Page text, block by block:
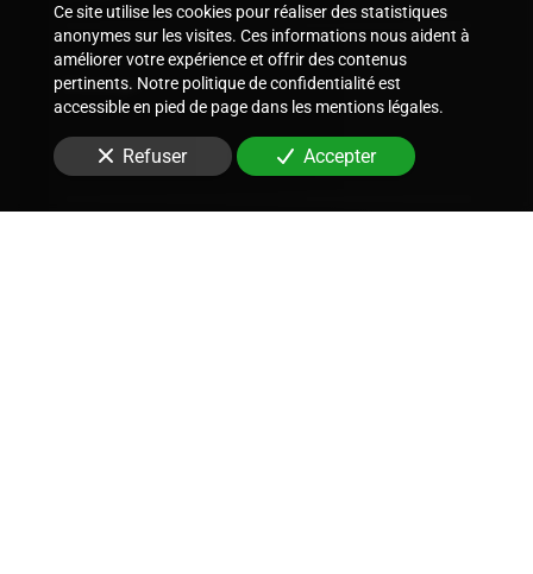
Message
Ce site utilise les cookies pour réaliser des statistiques
anonymes sur les visites. Ces informations nous aident à
améliorer votre expérience et offrir des contenus
pertinents. Notre politique de confidentialité est
accessible en pied de page dans les mentions légales.
Refuser Accepter